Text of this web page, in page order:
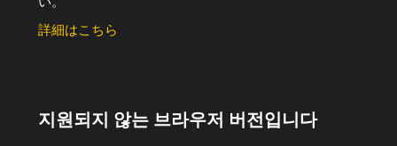
詳細はこちら
지원되지 않는 브라우저 버전입니다